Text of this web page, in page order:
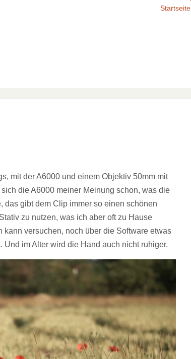
Startseite
mit der A6000 und einem Objektiv 50mm mit
die A6000 meiner Meinung schon, was die
das gibt dem Clip immer so einen schönen
zu nutzen, was ich aber oft zu Hause
versuchen, noch über die Software etwas
im Alter wird die Hand auch nicht ruhiger.